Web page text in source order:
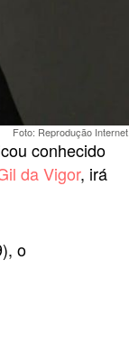
Foto: Reprodução Internet.
conhecido
da Vigor, irá
o